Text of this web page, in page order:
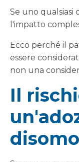
Se uno qualsiasi
l'impatto
Ecco perché il
essere
non una
Il